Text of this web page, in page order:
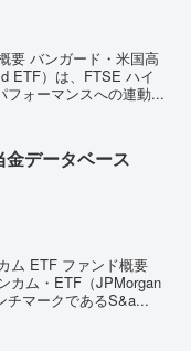
要 バンガード・米国高
ETF）は、FTSE ハイ
フォーマンスへの連動...
金データベース
ム ETF ファンド概要
カム・ETF（JPMorgan
チマークであるS&a...